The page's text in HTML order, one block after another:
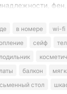
фен,
в номере wi-fi
сейф
балкон
стол